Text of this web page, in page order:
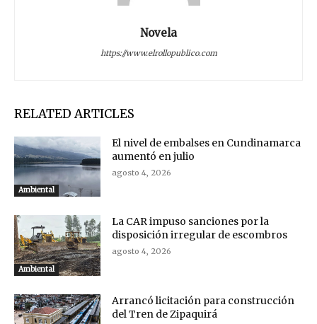
Novela
https://www.elrollopublico.com
RELATED ARTICLES
Ambiental
El nivel de embalses en Cundinamarca
aumentó en julio
agosto 4, 2026
Ambiental
La CAR impuso sanciones por la
disposición irregular de escombros
agosto 4, 2026
Arrancó licitación para construcción
del Tren de Zipaquirá